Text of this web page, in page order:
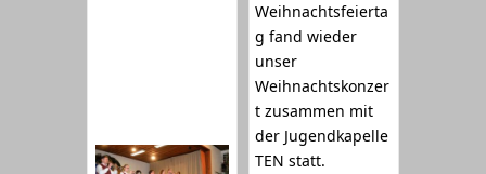
Weihnachtsfeierta
g fand wieder
unser
Weihnachtskonzer
t zusammen mit
der Jugendkapelle
TEN statt.